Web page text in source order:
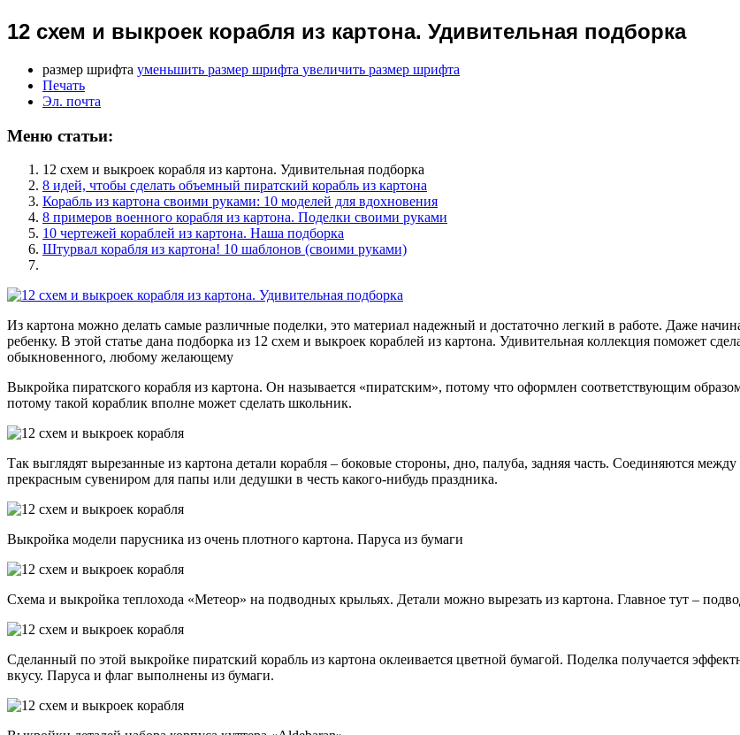
12 схем и выкроек корабля из картона. Удивительная подборка
размер шрифта уменьшить размер шрифта увеличить размер шрифта
Печать
Эл. почта
Меню статьи:
12 схем и выкроек корабля из картона. Удивительная подборка
8 идей, чтобы сделать объемный пиратский корабль из картона
Корабль из картона своими руками: 10 моделей для вдохновения
8 примеров военного корабля из картона. Поделки своими руками
10 чертежей кораблей из картона. Наша подборка
Штурвал корабля из картона! 10 шаблонов (своими руками)
Из картона можно делать самые различные поделки, это материал надежный и достаточно легкий в работе. Даже
ребенку. В этой статье дана подборка из 12 схем и выкроек кораблей из картона. Удивительная коллекция поможет
обыкновенного, любому желающему
Выкройка пиратского корабля из картона. Он называется «пиратским», потому что оформлен соответствующим
потому такой кораблик вполне может сделать школьник.
Так выглядят вырезанные из картона детали корабля – боковые стороны, дно, палуба, задняя часть. Соединяются
прекрасным сувениром для папы или дедушки в честь какого-нибудь праздника.
Выкройка модели парусника из очень плотного картона. Паруса из бумаги
Схема и выкройка теплохода «Метеор» на подводных крыльях. Детали можно вырезать из картона. Главное тут –
Сделанный по этой выкройке пиратский корабль из картона оклеивается цветной бумагой. Поделка получается
вкусу. Паруса и флаг выполнены из бумаги.